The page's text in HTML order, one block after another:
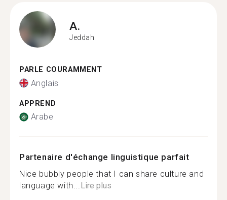
A.
Jeddah
PARLE COURAMMENT
Anglais
APPREND
Arabe
Partenaire d'échange linguistique parfait
Nice bubbly people that I can share culture and
language with...Lire plus